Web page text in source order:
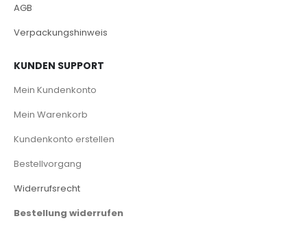
AGB
Verpackungshinweis
KUNDEN SUPPORT
Mein Kundenkonto
Mein Warenkorb
Kundenkonto erstellen
Bestellvorgang
Widerrufsrecht
Bestellung widerrufen